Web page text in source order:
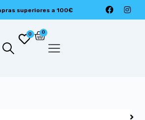
superiores a 100€
0 0